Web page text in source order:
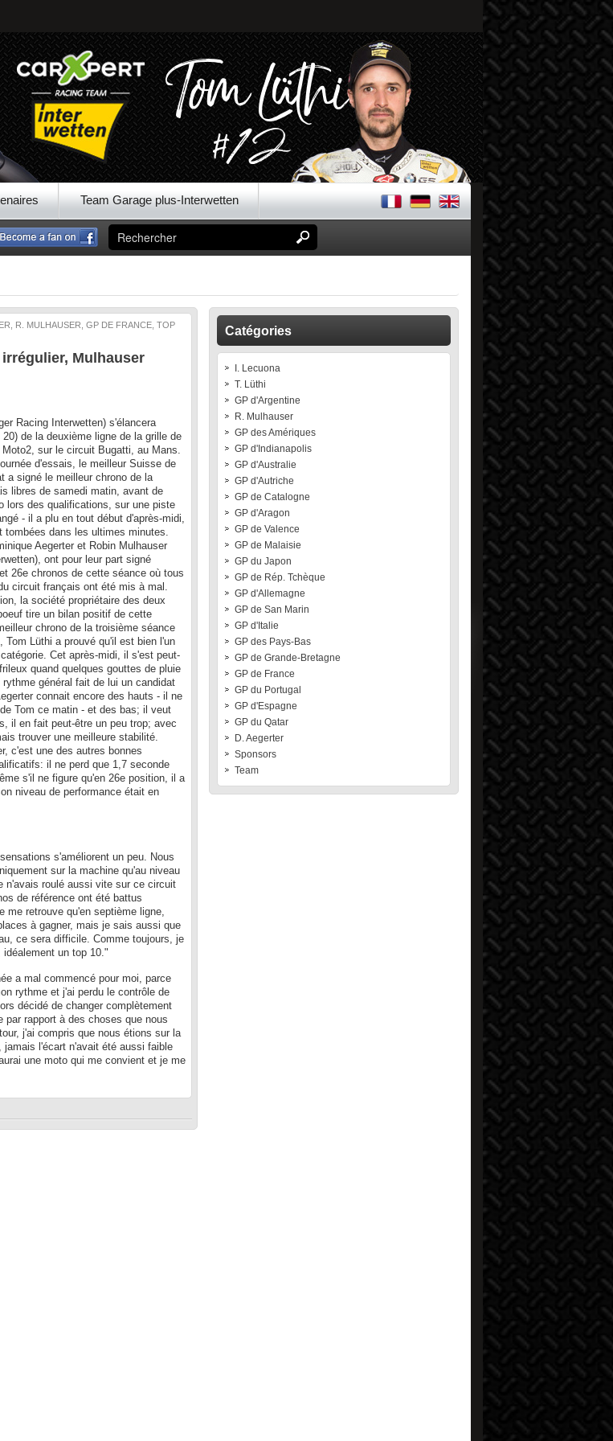
Team Garage plus-Interwetten
R. MULHAUSER, GP DE FRANCE, TOP
Mulhauser
Racing Interwetten) s'élancera
de la deuxième ligne de la grille de
sur le circuit Bugatti, au Mans.
d'essais, le meilleur Suisse de
a signé le meilleur chrono de la
libres de samedi matin, avant de
lors des qualifications, sur une piste
- il a plu en tout début d'après-midi,
tombées dans les ultimes minutes.
Aegerter et Robin Mulhauser
ont pour leur part signé
26e chronos de cette séance où tous
circuit français ont été mis à mal.
la société propriétaire des deux
tire un bilan positif de cette
chrono de la troisième séance
Tom Lüthi a prouvé qu'il est bien l'un
Cet après-midi, il s'est peut-
quand quelques gouttes de pluie
général fait de lui un candidat
connait encore des hauts - il ne
Tom ce matin - et des bas; il veut
il en fait peut-être un peu trop; avec
trouver une meilleure stabilité.
c'est une des autres bonnes
il ne perd que 1,7 seconde
s'il ne figure qu'en 26e position, il a
niveau de performance était en
s'améliorent un peu. Nous
sur la machine qu'au niveau
n'avais roulé aussi vite sur ce circuit
de référence ont été battus
me retrouve qu'en septième ligne,
à gagner, mais je sais aussi que
ce sera difficile. Comme toujours, je
un top 10."
a mal commencé pour moi, parce
rythme et j'ai perdu le contrôle de
décidé de changer complètement
rapport à des choses que nous
j'ai compris que nous étions sur la
l'écart n'avait été aussi faible
une moto qui me convient et je me
Catégories
I. Lecuona
T. Lüthi
GP d'Argentine
R. Mulhauser
GP des Amériques
GP d'Indianapolis
GP d'Australie
GP d'Autriche
GP de Catalogne
GP d'Aragon
GP de Valence
GP de Malaisie
GP du Japon
GP de Rép. Tchèque
GP d'Allemagne
GP de San Marin
GP d'Italie
GP des Pays-Bas
GP de Grande-Bretagne
GP de France
GP du Portugal
GP d'Espagne
GP du Qatar
D. Aegerter
Sponsors
Team